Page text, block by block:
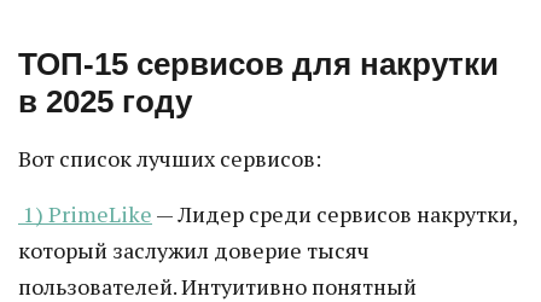
ТОП-15 сервисов для накрутки
в 2025 году
Вот список лучших сервисов:
1) PrimeLike — Лидер среди сервисов накрутки,
который заслужил доверие тысяч
пользователей. Интуитивно понятный